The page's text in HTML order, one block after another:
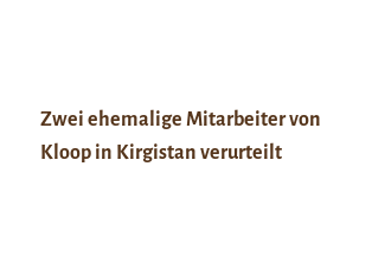
Zwei ehemalige Mitarbeiter von
Kloop in Kirgistan verurteilt